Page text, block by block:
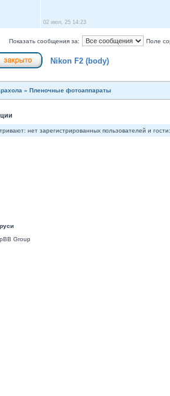
02 июл, 25 14:23
Показать сообщения за: Поле
Nikon F2 (body)
» Пленочные фотоаппараты
нет зарегистрированных пользователей и
Group